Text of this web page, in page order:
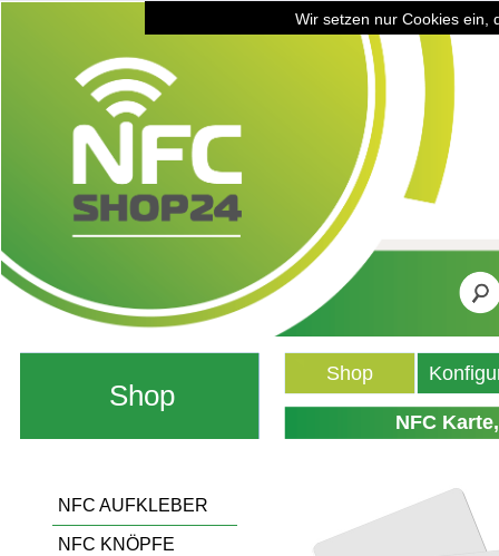
Shop
Shop
NFC AUFKLEBER
NFC KNÖPFE
NFC
Wir setzen nur Cookies ein,